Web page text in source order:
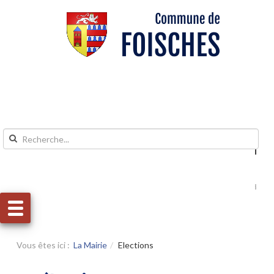
Aller au menu
Vous êtes ici : La Mairie Elections